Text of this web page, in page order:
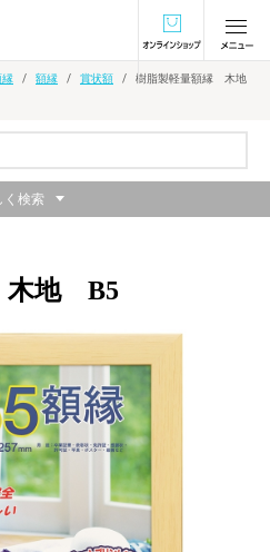
オンラインショ
縁 額縁 賞状額
樹脂製軽量額縁 木地
木地 B5
ンテリアによく馴染む額
く検索